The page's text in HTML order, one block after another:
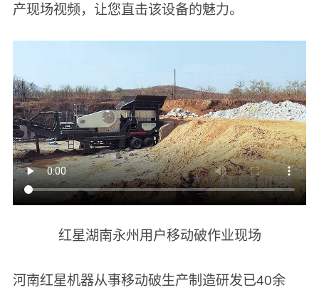
产现场视频，让您直击该设备的魅力。
红星湖南永州用户移动破作业现场
河南红星机器从事移动破生产制造研发已40余